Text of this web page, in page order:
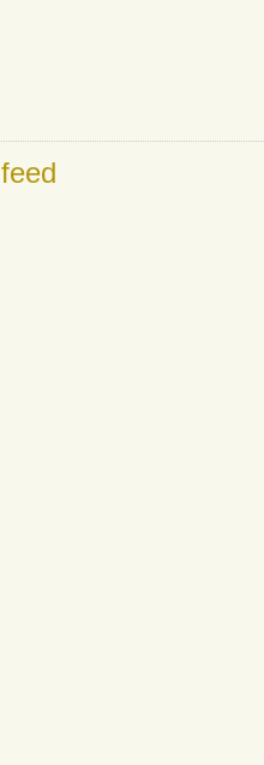
feed